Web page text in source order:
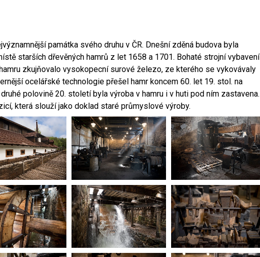
památka svého druhu v ČR. Dnešní zděná budova byla
starších dřevěných hamrů z let 1658 a 1701. Bohaté strojní vybavení
zkujňovalo vysokopecní surové železo, ze kterého se vykovávaly
ocelářské technologie přešel hamr koncem 60. let 19. stol. na
polovině 20. století byla výroba v hamru i v huti pod ním zastavena.
která slouží jako doklad staré průmyslové výroby.